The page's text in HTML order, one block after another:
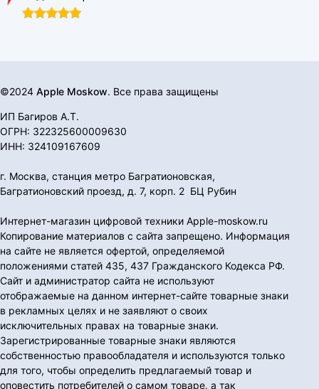
©2024 Apple Moskow. Все права защищены
ИП Багиров А.Т.
ОГРН: 322325600009630
ИНН: 324109167609
г. Москва, станция метро Багратионовская,
Багратионовский проезд, д. 7, корп. 2 БЦ Рубин
Интернет-магазин цифровой техники Apple-moskow.ru
Копирование материалов с сайта запрещено. Информация
на сайте не является офертой, определяемой
положениями статей 435, 437 Гражданского Кодекса РФ.
Сайт и администратор сайта не используют
отображаемые на данном интернет-сайте товарные знаки
в рекламных целях и не заявляют о своих
исключительных правах на товарные знаки.
Зарегистрированные товарные знаки являются
собственностью правообладателя и используются только
для того, чтобы определить предлагаемый товар и
оповестить потребителей о самом товаре, а так